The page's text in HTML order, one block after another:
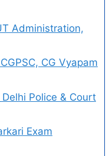
Administration,
CG Vyapam
Police & Court
Exam